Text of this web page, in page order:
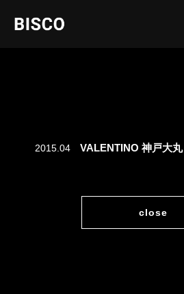
2015.04 VALENTINO 神戸大丸
close